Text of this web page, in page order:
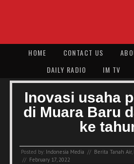
HOME CONTACT US
DAILY RADIO
IM TV
Inovasi usaha
di Muara Baru
ke
Posted by: Indonesia Media // Berita Tanah Air,
// February 17, 2022